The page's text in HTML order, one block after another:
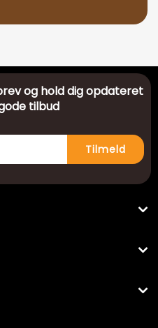
og hold dig opdateret
tilbud
Tilmeld